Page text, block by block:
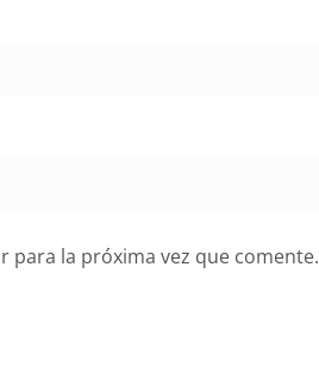
para la próxima vez que comente.